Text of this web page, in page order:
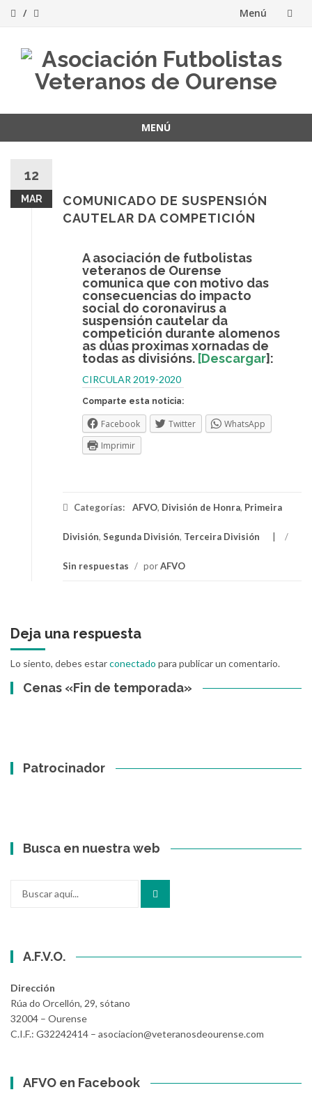
Menú
contenido
MENÚ
contenido
12
MAR
COMUNICADO DE SUSPENSIÓN
CAUTELAR DA COMPETICIÓN
A asociación de futbolistas
veteranos de Ourense
comunica que con motivo das
consecuencias do impacto
social do coronavirus a
suspensión cautelar da
competición durante alomenos
as dúas proximas xornadas de
todas as divisións. [Descargar]:
CIRCULAR 2019-2020
Comparte esta noticia:
Facebook Twitter
WhatsApp
Imprimir
Categorías: AFVO, División de Honra, Primeira
División, Segunda División, Terceira División /
Sin respuestas / porAFVO
Deja una respuesta
Lo siento, debes estarconectado para publicar un comentario.
Cenas «Fin de temporada»
Patrocinador
Busca en nuestra web
A.F.V.O.
Dirección
Rúa do Orcellón, 29, sótano
32004 – Ourense
C.I.F.: G32242414 – asociacion@veteranosdeourense.com
AFVO en Facebook